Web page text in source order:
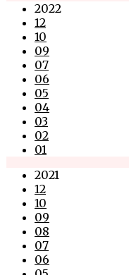
2022
12
10
09
07
06
05
04
03
02
01
2021
12
10
09
08
07
06